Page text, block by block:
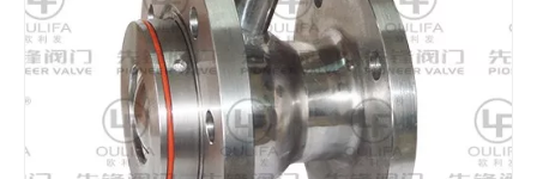
Vanne de fond de réservoir pneumatique XGQ641PPL Vanne à boisseau sphérique de fond de réservoir avec tige inclinée XGQ41F-10K